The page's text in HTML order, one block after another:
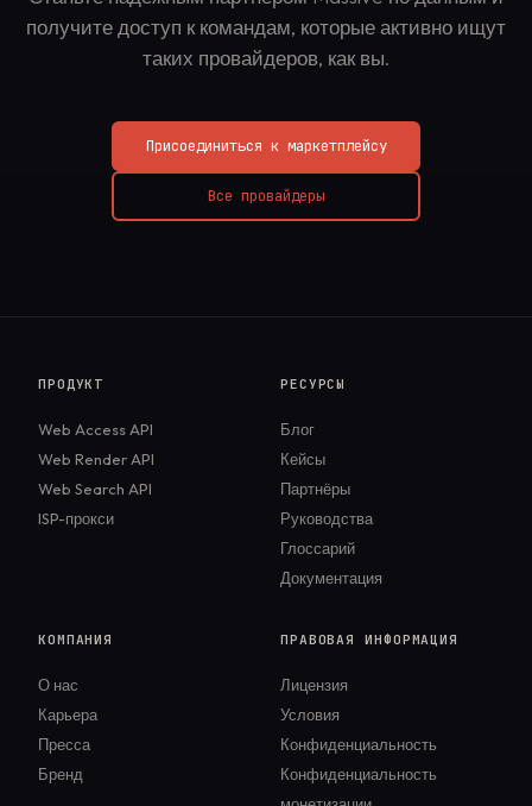
получите доступ к командам, которые активно ищут
таких провайдеров, как вы.
Присоединиться к маркетплейсу
Все провайдеры
ПРОДУКТ
Web Access API
Web Render API
Web Search API
ISP-прокси
РЕСУРСЫ
Блог
Кейсы
Партнёры
Руководства
Глоссарий
Документация
КОМПАНИЯ
О нас
Карьера
Пресса
Бренд
ПРАВОВАЯ ИНФОРМАЦИЯ
Лицензия
Условия
Конфиденциальность
Конфиденциальность